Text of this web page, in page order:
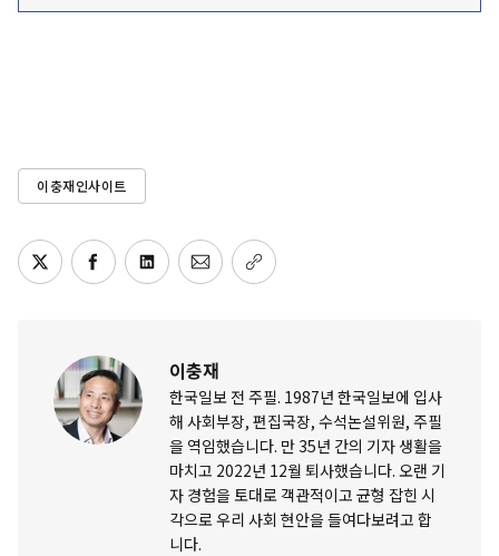
이충재인사이트
이충재
한국일보 전 주필. 1987년 한국일보에 입사
해 사회부장, 편집국장, 수석논설위원, 주필
을 역임했습니다. 만 35년 간의 기자 생활을
마치고 2022년 12월 퇴사했습니다. 오랜 기
자 경험을 토대로 객관적이고 균형 잡힌 시
각으로 우리 사회 현안을 들여다보려고 합
니다.